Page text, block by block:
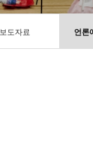
보도자료 언론